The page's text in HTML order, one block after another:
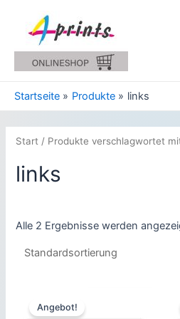
springen
Startseite Produkte links
Start / Produkte verschlagwortet mit
links
Alle 2 Ergebnisse werden
Angebot!